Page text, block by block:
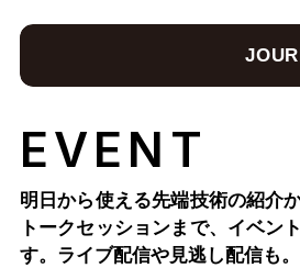
EVENT
明日から使える先端技術の紹介
トークセッションまで、 イベン
す。ライブ配信や見逃し配信も。